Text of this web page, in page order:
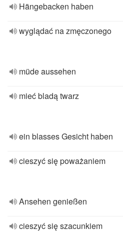
Hängebacken haben
wyglądać na zmęczonego
müde aussehen
mieć bladą twarz
ein blasses Gesicht haben
cieszyć się poważaniem
Ansehen genießen
cieszyć się szacunkiem